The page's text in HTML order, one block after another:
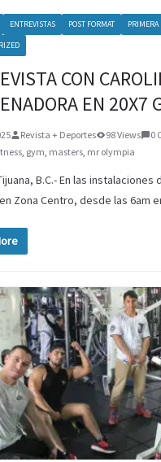
ENTREVISTAS POST FORMAT
PRIMERA
CON
EN 20X7
Revista + Deportes 98 Views
0
, gym, masters, mr olympia
B.C.- En las instalaciones
Zona Centro, desde las 6am